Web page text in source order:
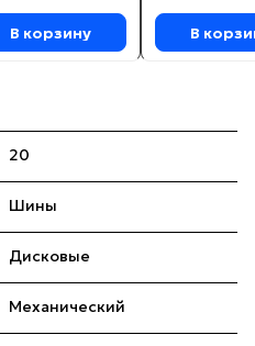
В корзину В
20
Шины
Дисковые
Механический